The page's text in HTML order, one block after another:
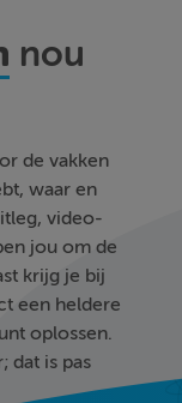
nou
de vakken
waar en
video-
jou om de
krijg je bij
een heldere
oplossen.
dat is pas